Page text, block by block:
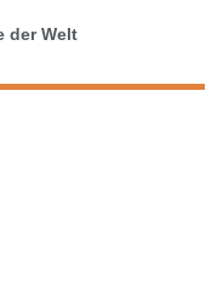
der Welt